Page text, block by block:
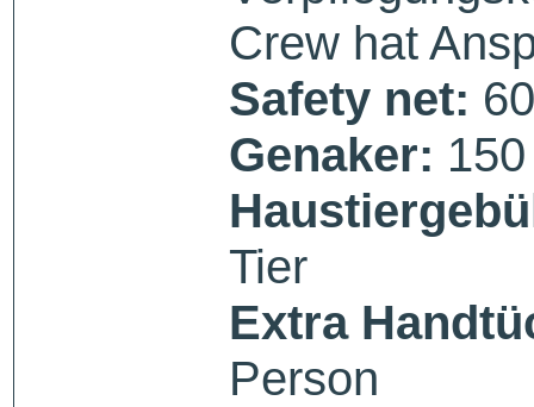
Crew hat
Safety net:
Genaker:
Tier
Extra
Person